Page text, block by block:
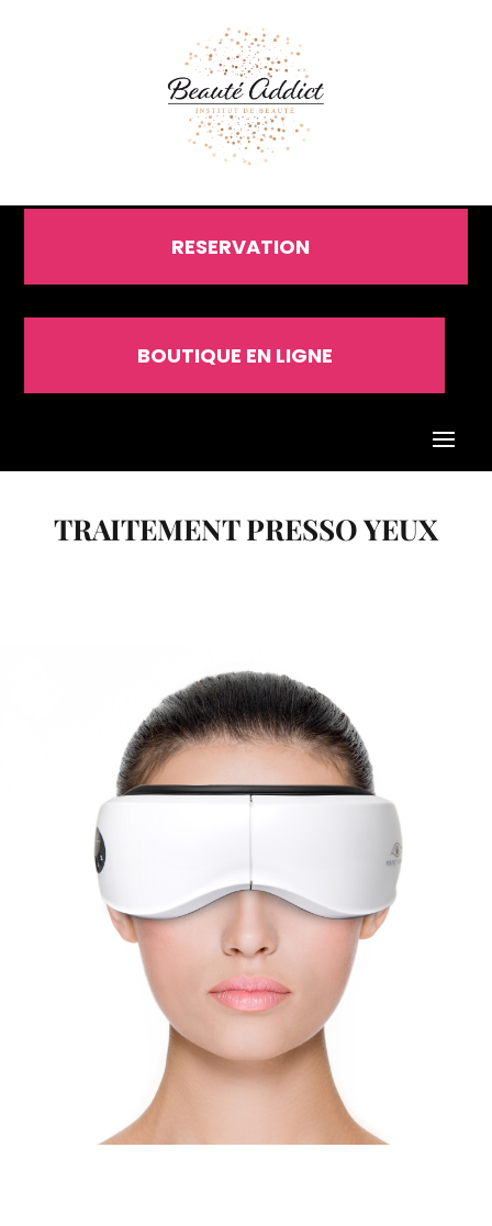
RESERVATION
BOUTIQUE EN LIGNE
TRAITEMENT PRESSO YEUX